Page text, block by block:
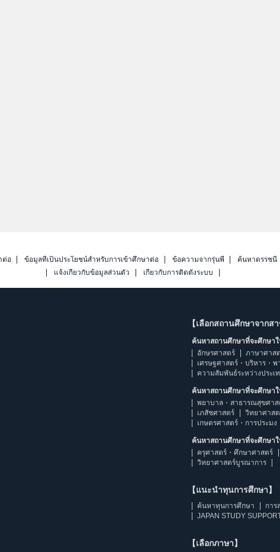
ต่อ ข้อมูลที่เป็นประโยชน์สำหรับการเข้าศึกษาต่อ ข้อความจากรุ่นพี่ ค้นหาดรรชนี
แจ้งเกี่ยวกับข้อมูลส่วนตัว
เกี่ยวกับการติดตั้งระบบ
【เลือกสถานศึกษาจากสา
ค้นหาสถานศึกษาที่จะศึกษา
อักษรศาสตร์
ภาษาศาส
เศรษฐศาสตร์・บริหาร・
ความสัมพันธ์ระหว่างประเ
ค้นหาสถานศึกษาที่จะศึกษา
พยาบาล・สาธารณสุขศาส
เภสัชศาสตร์
วิทยาศาส
เกษตรศาสตร์・การประมง
ค้นหาสถานศึกษาที่จะศึกษา
ครุศาสตร์・ศึกษาศาสตร์
วิทยาศาสตร์บูรณาการ
【แนะนำทุนการศึกษา】
ค้นหาทุนการศึกษา
การ
JAPAN STUDY
【เลือกภาษา】